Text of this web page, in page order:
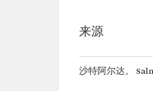
来源
沙特阿尔达。